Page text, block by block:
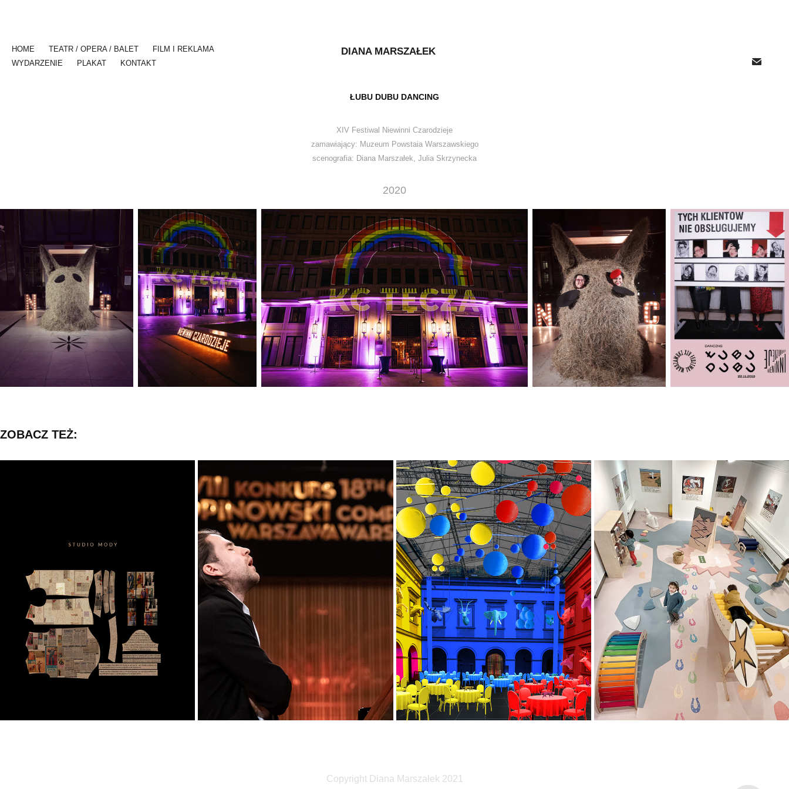
HOME TEATR / OPERA / BALET
FILM I REKLAMA
WYDARZENIE
PLAKAT KONTAKT
DIANA MARSZAŁEK
ŁUBU DUBU DANCING
XIV Festiwal Niewinni Czarodzieje
zamawiający: Muzeum Powstaia Warszawskiego
scenografia: Diana Marszałek, Julia Skrzynecka
2020
ZOBACZ TEŻ:
GRAŻYNA HASE. WARSZAWSKA
PROJEKTANTKA.
2021
18 KONKURS CHOPINOWSKI
GALA FUNDUSZU INWESTYCYJNEGO
ABRIS
2017
FIKAJ Z KOZIOŁKIEM MATOŁKIEM
2023
Copyright Diana Marszałek 2021